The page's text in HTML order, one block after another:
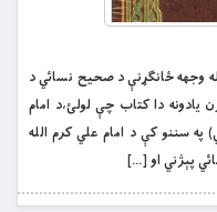
وجهه ځانګړنې د صحيح نسائي د
دا كتاب چې لولئ،د امام
سننو كې د امام علي كرم الله
پېژني او […]